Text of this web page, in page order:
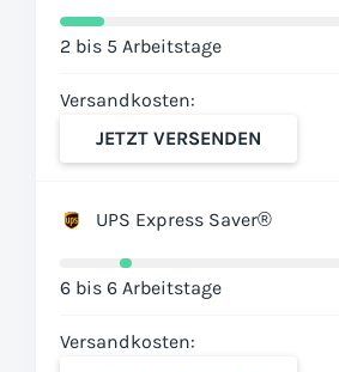
2 bis 5 Arbeitstage
Versandkosten:
JETZT VERSENDEN
UPS Express Saver®
6 bis 6 Arbeitstage
Versandkosten: